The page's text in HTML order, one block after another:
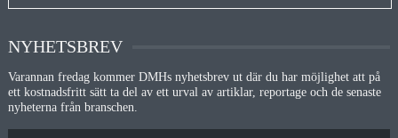
NYHETSBREV
Varannan fredag kommer DMHs nyhetsbrev ut där du har möjlighet att på
ett kostnadsfritt sätt ta del av ett urval av artiklar, reportage och de senaste
nyheterna från branschen.